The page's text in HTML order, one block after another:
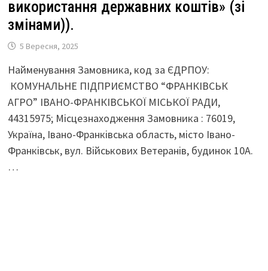
використання державних коштів» (зі
змінами)).
5 Вересня, 2025
Найменування Замовника, код за ЄДРПОУ:
КОМУНАЛЬНЕ ПІДПРИЄМСТВО “ФРАНКІВСЬК
АГРО” ІВАНО-ФРАНКІВСЬКОЇ МІСЬКОЇ РАДИ,
44315975; Місцезнаходження Замовника : 76019,
Україна, Івано-Франківська область, місто Івано-
Франківськ, вул. Військових Ветеранів, будинок 10А.
…